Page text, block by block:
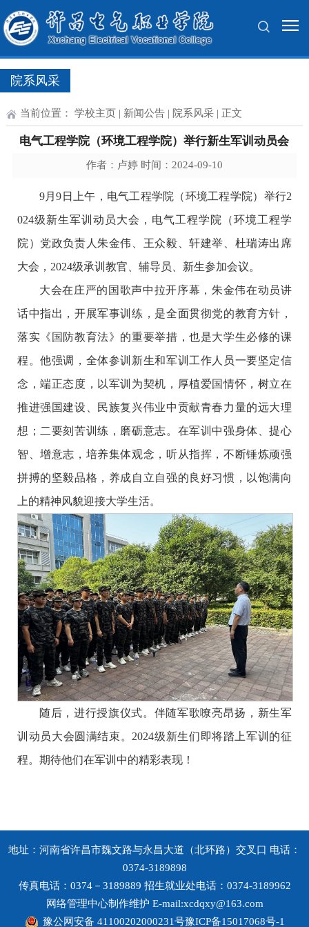
院系风采
当前位置： 学校主页| 新闻公告| 院系风采| 正文
电气工程学院（环境工程学院）举行新生军训动员会
作者：卢婷 时间：2024-09-10
9月9日上午，电气工程学院（环境工程学院）举行2
024级新生军训动员大会，电气工程学院
（环境工程学
院） 党政负责人朱金伟、王众毅、轩建举、杜瑞涛出席
大会，2024级承训教官、辅导员、新生参加会议。
大会在庄严的国歌声中拉开序幕，朱金伟在动员讲
话中指出，开展军事训练，是全面贯彻党的教育方针，
落实《国防教育法》的重要举措，也是大学生必修的课
程。他强调，全体参训新生和军训工作人员一要坚定信
念，端正态度，以军训为契机，厚植爱国情怀，树立在
推进强国建设、民族复兴伟业中贡献青春力量的远大理
想；二要刻苦训练，磨砺意志。在军训中强身体、提心
智、增意志，培养集体观念，听从指挥，不断锤炼顽强
拼搏的坚毅品格，养成自立自强的良好习惯，以饱满向
上的精神风貌迎接大学生活。
随后，进行授旗仪式。伴随军歌嘹亮昂扬，新生军
训动员大会圆满结束。2024级新生们即将踏上军训的征
程。期待他们在军训中的精彩表现！
地址：河南省许昌市魏文路与永昌大道（北环路）交叉口 电话：
0374-3189898
传真电话：0374－3189889 招生就业处电话：0374-3189962
网络管理中心制作维护 E-mail:xcdqxy@163.com
豫公网安备 41100202000231号豫ICP备15017068号-1